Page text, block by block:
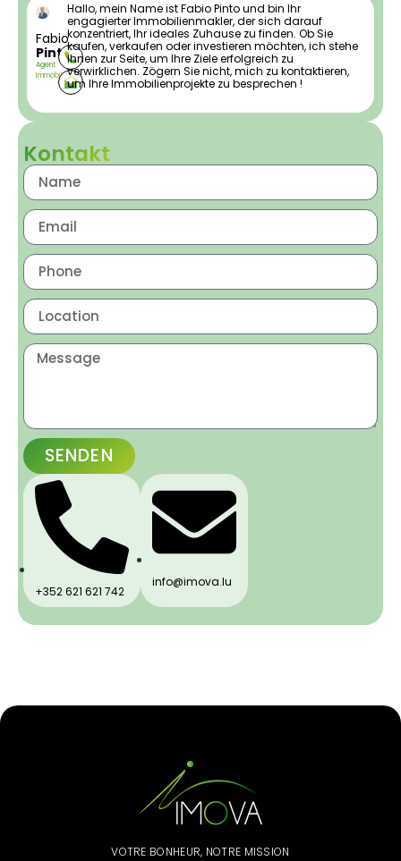
Fabio
Pinto
Agent
Immobilier
Hallo, mein Name ist Fabio Pinto und bin Ihr
engagierter Immobilienmakler, der sich darauf
konzentriert, Ihr ideales Zuhause zu finden. Ob Sie
kaufen, verkaufen oder investieren möchten, ich stehe
Ihnen zur Seite, um Ihre Ziele erfolgreich zu
verwirklichen. Zögern Sie nicht, mich zu kontaktieren,
um Ihre Immobilienprojekte zu besprechen !
Kontakt
SENDEN
+352 621 621 742
info@imova.lu
VOTRE BONHEUR, NOTRE MISSION